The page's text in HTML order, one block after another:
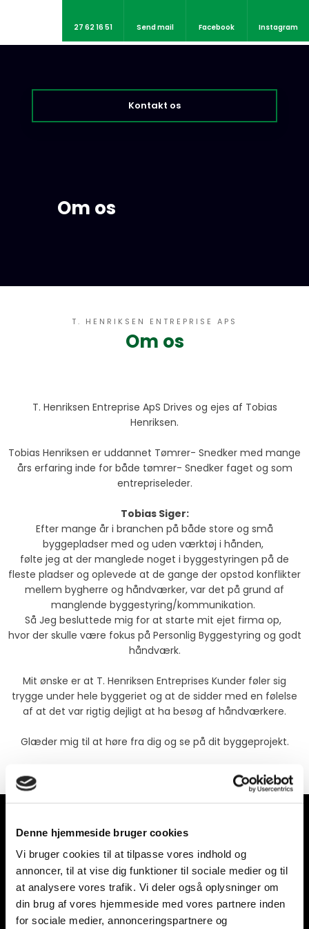
Denne hjemmeside bruger cookies
Vi bruger cookies til at tilpasse vores indhold og
annoncer, til at vise dig funktioner til sociale medier og til
at analysere vores trafik. Vi deler også oplysninger om
din brug af vores hjemmeside med vores partnere inden
for sociale medier, annonceringspartnere og
27 62 16 51 Send mail Facebook Instagram
Kontakt os​
​Om os
T. HENRIKSEN ENTREPRISE APS​
Om os
​T. Henriksen Entreprise ApS Drives og ejes af Tobias
Henriksen.
Tobias Henriksen er uddannet Tømrer- Snedker med mange
års erfaring inde for både tømrer- Snedker faget og som
entrepriseleder.
Tobias Siger:
Efter mange år i branchen på både store og små
byggepladser med og uden værktøj i hånden,
følte jeg at der manglede noget i byggestyringen på de
fleste pladser og oplevede at de gange der opstod konflikter
mellem bygherre og håndværker, var det på grund af
manglende byggestyring/kommunikation.
Så Jeg besluttede mig for at starte mit ejet firma op,
hvor der skulle være fokus på Personlig Byggestyring og godt
håndværk.
Mit ønske er at T. Henriksen Entreprises Kunder føler sig
trygge under hele byggeriet og at de sidder med en følelse
af at det var rigtig dejligt at ha besøg af håndværkere.
Glæder mig til at høre fra dig og se på dit byggeprojekt.
Få en pris på din opgave
Ønsker du et uforpligtende tilbud af en professionel tømrer,
så kontakt os allerede i dag – vi står klar til at lytte til dine
ønsker og behov. Du kan ringe til os på27 62 16 51eller skrive
til os påkontakt@henriksenentreprise.dk.